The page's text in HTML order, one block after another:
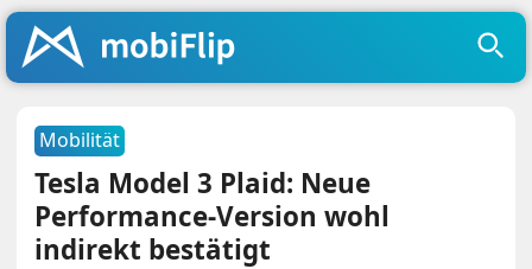
Mobilität
Tesla Model 3 Plaid: Neue
Performance-Version wohl
indirekt bestätigt